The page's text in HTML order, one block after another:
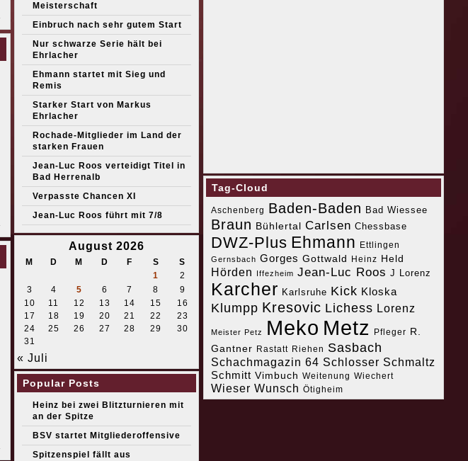
Meisterschaft
Einbruch nach sehr gutem Start
Nur schwarze Serie hält bei
Ehrlacher
Ehmann startet mit Sieg und
Remis
Starker Start von Markus
Ehrlacher
Rochade-Mitglieder im Land der
starken Frauen
Jean-Luc Roos verteidigt Titel in
Bad Herrenalb
Verpasste Chancen XI
Jean-Luc Roos führt mit 7/8
August 2026
M D M D F S
S
1
2
3
4 5 6 7 8
9
10
11 12 13 14 15
16
17
18 19 20 21 22
23
24
25 26 27 28 29
30
31
« Juli
Popular Posts
Heinz bei zwei Blitzturnieren mit
an der Spitze
BSV startet Mitgliederoffensive
Spitzenspiel fällt aus
Tag-Cloud
Aschenberg Baden-Baden Bad Wiessee
Braun Bühlertal Carlsen Chessbase
DWZ-Plus Ehmann Ettlingen
Gernsbach Gorges Gottwald Heinz Held
Hörden Iffezheim Jean-Luc Roos J Lorenz
Karcher Karlsruhe Kick Kloska
Klumpp Kresovic Lichess Lorenz
Meister Petz Meko Metz Pfleger R.
Gantner
Rastatt Riehen Sasbach
Schachmagazin 64 Schlosser Schmaltz
Schmitt Vimbuch Weitenung Wiechert
Wieser Wunsch Ötigheim